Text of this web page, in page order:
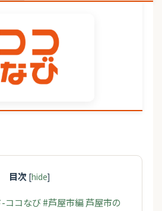
目次 [hide]
ココなび #芦屋市編 芦屋市の